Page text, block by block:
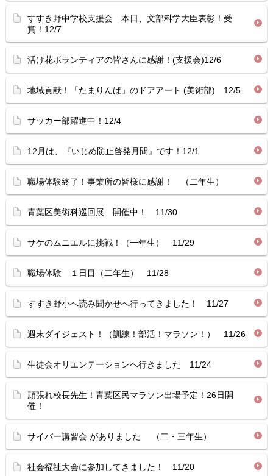
すすき野中学校支援会 本日、文部科学大臣表彰！受
賞！12/7
活け花ボランティアの皆さんに感謝！(支援会)12/6
地域貢献！「たまりんば」のドアアート (美術部) 12/5
サッカー部躍進中！12/4
12月は、『いじめ防止啓発月間』です！12/1
職場体験終了！事業所の皆様に感謝！ （二年生）
青葉区美術科巡回展 開催中！ 11/30
サケのムニエルに挑戦！（一年生） 11/29
職場体験 １日目（二年生） 11/28
すすき野小へ読み聞かせへ行ってきました！ 11/27
週末ダイジェスト！（訓練！部活！マラソン！） 11/26
生徒会オリエンテーションへ行きました 11/24
頑張れ校長先生！青葉区民マラソン出場予定！26日開
催！
サイバー講習会 がありました （二・三年生）
社会福祉大会に参加してきました！ 11/20